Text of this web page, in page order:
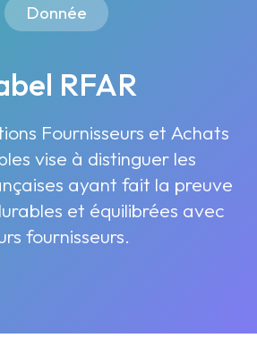
Donnée
RFAR
Fournisseurs et Achats
vise à distinguer les
ayant fait la preuve
et équilibrées avec
fournisseurs.